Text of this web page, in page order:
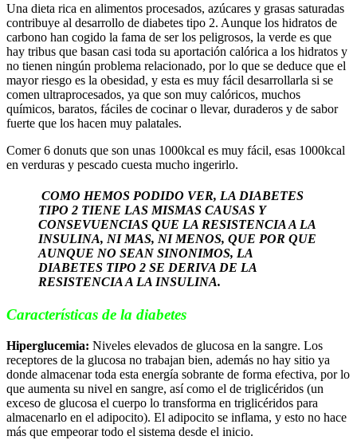
Una dieta rica en alimentos procesados, azúcares y grasas saturadas
contribuye al desarrollo de diabetes tipo 2. Aunque los hidratos de
carbono han cogido la fama de ser los peligrosos, la verde es que
hay tribus que basan casi toda su aportación calórica a los hidratos y
no tienen ningún problema relacionado, por lo que se deduce que el
mayor riesgo es la obesidad, y esta es muy fácil desarrollarla si se
comen ultraprocesados, ya que son muy calóricos, muchos
químicos, baratos, fáciles de cocinar o llevar, duraderos y de sabor
fuerte que los hacen muy palatales.
Comer 6 donuts que son unas 1000kcal es muy fácil, esas 1000kcal
en verduras y pescado cuesta mucho ingerirlo.
COMO HEMOS PODIDO VER, LA DIABETES
TIPO 2 TIENE LAS MISMAS CAUSAS Y
CONSEVUENCIAS QUE LA RESISTENCIA A LA
INSULINA, NI MAS, NI MENOS, QUE POR QUE
AUNQUE NO SEAN SINONIMOS, LA
DIABETES TIPO 2 SE DERIVA DE LA
RESISTENCIA A LA INSULINA.
Características de la diabetes
Hiperglucemia: Niveles elevados de glucosa en la sangre. Los
receptores de la glucosa no trabajan bien, además no hay sitio ya
donde almacenar toda esta energía sobrante de forma efectiva, por lo
que aumenta su nivel en sangre, así como el de triglicéridos (un
exceso de glucosa el cuerpo lo transforma en triglicéridos para
almacenarlo en el adipocito). El adipocito se inflama, y esto no hace
más que empeorar todo el sistema desde el inicio.